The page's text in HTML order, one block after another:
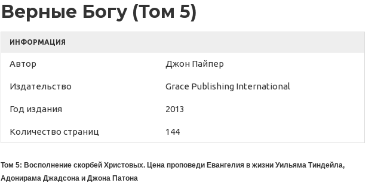
Верные Богу (Том 5)
ИНФОРМАЦИЯ
Автор Джон Пайпер
Издательство Grace Publishing International
Год издания 2013
Количество страниц 144
Том 5: Восполнение скорбей Христовых. Цена проповеди Евангелия в жизни Уильяма Тиндейла,
Адонирама Джадсона и Джона Патона